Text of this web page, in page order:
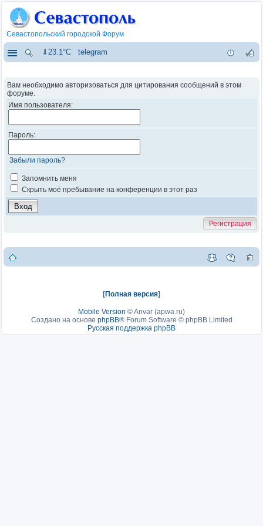
Севастопольский городской Форум
⇓23.1°C telegram
Вам необходимо авторизоваться для цитирования сообщений в этом
форуме.
Имя пользователя:
Пароль:
Забыли пароль?
Запомнить меня
Скрыть моё пребывание на конференции в этот раз
Регистрация
[Полная версия]
Mobile Version ©Anvar (apwa.ru)
Создано на основе phpBB® Forum Software © phpBB Limited
Русская поддержка phpBB